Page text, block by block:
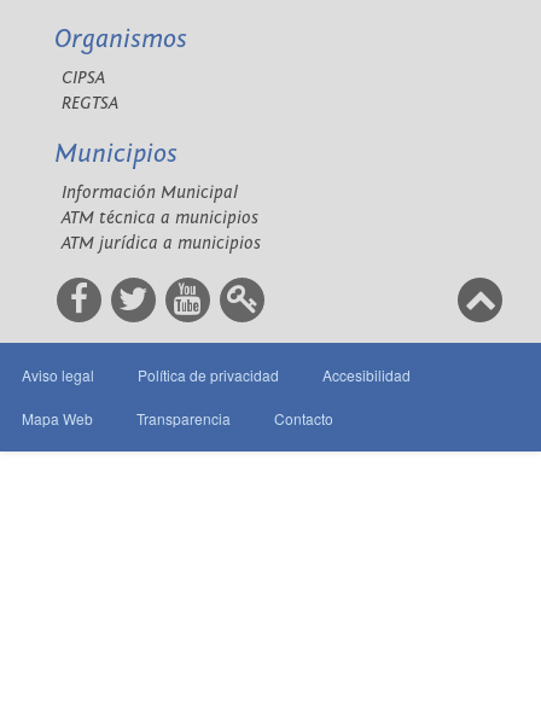
Organismos
CIPSA
REGTSA
Municipios
Información Municipal
ATM técnica a municipios
ATM jurídica a municipios
Aviso legal Política de privacidad Accesibilidad
Mapa Web Transparencia Contacto